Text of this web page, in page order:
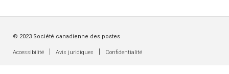
© 2023 Société canadienne des postes
Accessibilité Avis juridiques Confidentialité